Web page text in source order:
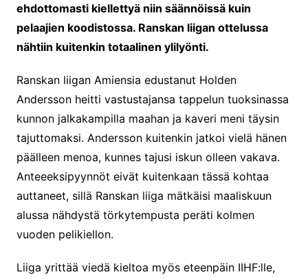
ehdottomasti kiellettyä niin säännöissä kuin
pelaajien koodistossa. Ranskan liigan ottelussa
nähtiin kuitenkin totaalinen ylilyönti.
Ranskan liigan Amiensia edustanut Holden
Andersson heitti vastustajansa tappelun tuoksinassa
kunnon jalkakampilla maahan ja kaveri meni täysin
tajuttomaksi. Andersson kuitenkin jatkoi vielä hänen
päälleen menoa, kunnes tajusi iskun olleen vakava.
Anteeeksipyynnöt eivät kuitenkaan tässä kohtaa
auttaneet, sillä Ranskan liiga mätkäisi maaliskuun
alussa nähdystä törkytempusta peräti kolmen
vuoden pelikiellon.
Liiga yrittää viedä kieltoa myös eteenpäin IIHF:lle,